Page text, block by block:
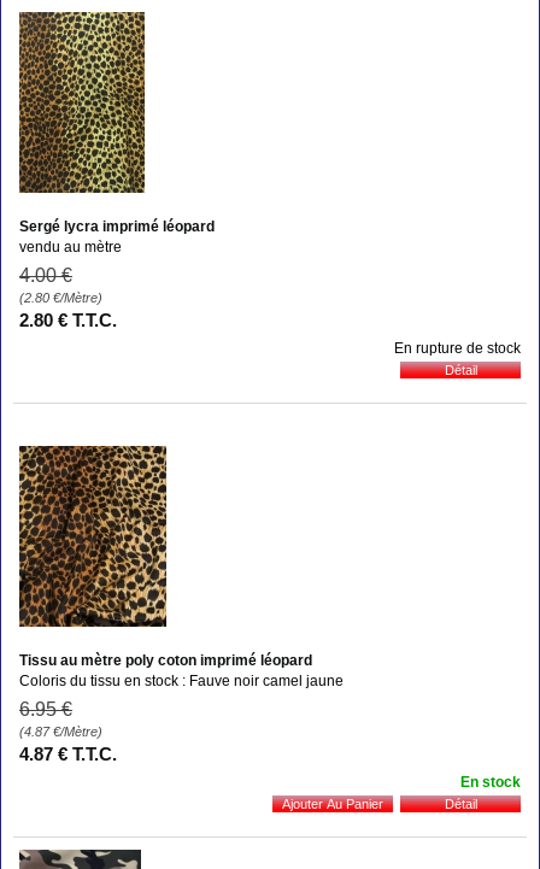
Sergé lycra imprimé léopard
vendu au mètre
4.00 €
(2.80 €/Mètre)
2.80 € T.T.C.
En rupture de stock
Tissu au mètre poly coton imprimé léopard
Coloris du tissu en stock : Fauve noir camel jaune
6.95 €
(4.87€/Mètre)
4.87 € T.T.C.
En stock